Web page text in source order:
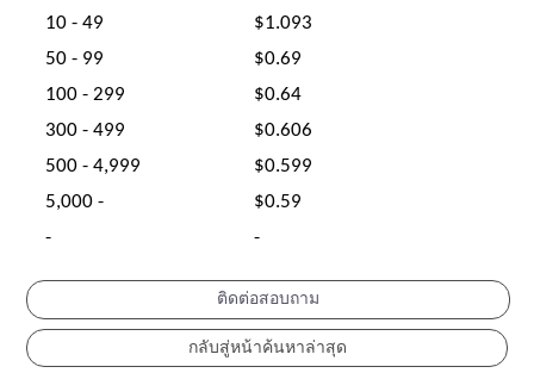
10 - 49
$1.093
50 - 99
$0.69
100 - 299
$0.64
300 - 499
$0.606
500 - 4,999
$0.599
5,000 -
$0.59
-
-
ติดต่อสอบถาม